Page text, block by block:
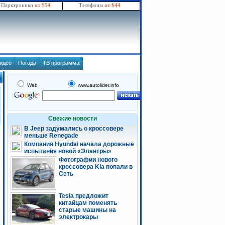
Парктроники от $54 Телефоны от $44
Погода ТВ программа
Web www.autolider.info
Свежие новости
В Jeep задумались о кроссовере
меньше Renegade
Компания Hyundai начала дорожные
испытания новой «Элантры»
Фотографии нового
кроссовера Kia попали в
Сеть
Tesla предложит
китайцам поменять
старые машины на
электрокары